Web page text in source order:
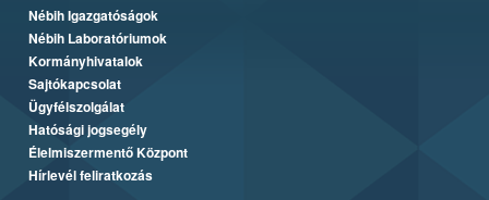
Nébih Igazgatóságok
Nébih Laboratóriumok
Kormányhivatalok
Sajtókapcsolat
Ügyfélszolgálat
Hatósági jogsegély
Élelmiszermentő Központ
Hírlevél feliratkozás